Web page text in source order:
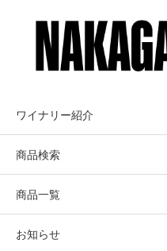
ワイナリー紹介
商品検索
商品一覧
お知らせ